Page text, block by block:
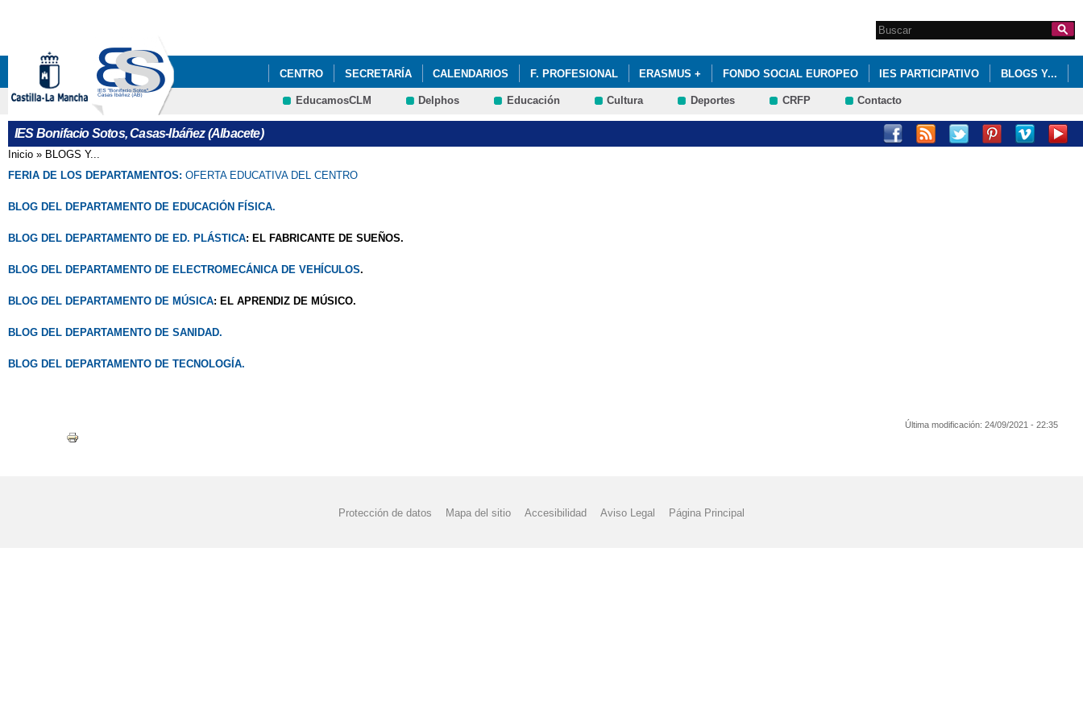
Formulario de
búsqueda
Search this site
CENTRO SECRETARÍA CALENDARIOS F. PROFESIONAL ERASMUS + FONDO SOCIAL EUROPEO IES PARTICIPATIVO BLOGS Y...
IES SALUDABLE CARTA ECHE ERASMUS + DECLARACIÓN DE POLÍTICA ERASMUS
EducamosCLM Delphos Educación Cultura Deportes CRFP Contacto
IES Bonifacio Sotos, Casas-Ibáñez (Albacete)
Se encuentra usted aquí
Inicio » BLOGS Y...
FERIA DE LOS DEPARTAMENTOS: OFERTA EDUCATIVA DEL CENTRO
BLOG DEL DEPARTAMENTO DE EDUCACIÓN FÍSICA.
BLOG DEL DEPARTAMENTO DE ED. PLÁSTICA: EL FABRICANTE DE SUEÑOS.
BLOG DEL DEPARTAMENTO DE ELECTROMECÁNICA DE VEHÍCULOS.
BLOG DEL DEPARTAMENTO DE MÚSICA: EL APRENDIZ DE MÚSICO.
BLOG DEL DEPARTAMENTO DE SANIDAD.
BLOG DEL DEPARTAMENTO DE TECNOLOGÍA.
Última modificación: 24/09/2021 - 22:35
Protección de datos Mapa del sitio Accesibilidad Aviso Legal Página Principal